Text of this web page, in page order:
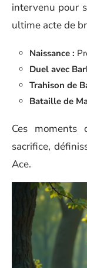
intervenu pour
ultime acte de
Naissance :
Duel avec
Trahison de
Bataille de
Ces moments
sacrifice,
Ace.